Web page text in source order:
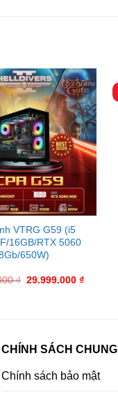
VTRG G59 (i5
16GB/RTX 5060
650W)
₫ 29.999.000₫
CHÍNH SÁCH CHUNG
Chính sách bảo mật